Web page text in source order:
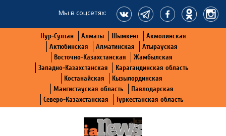
Мы в соцсетях:
Нур-Султан Алматы Шымкент
Акмолинская
Актюбинская
Алматинская
Атырауская
Восточно-Казахстанская
Жамбылская
Западно-Казахстанская
Карагандинская область
Костанайская
Кызылординская
Мангистауская область
Павлодарская
Северо-Казахстанская
Туркестанская область